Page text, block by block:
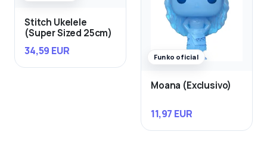
Stitch Ukelele
(Super Sized 25cm)
34,59 EUR Funko oficial
Moana (Exclusivo)
11,97 EUR